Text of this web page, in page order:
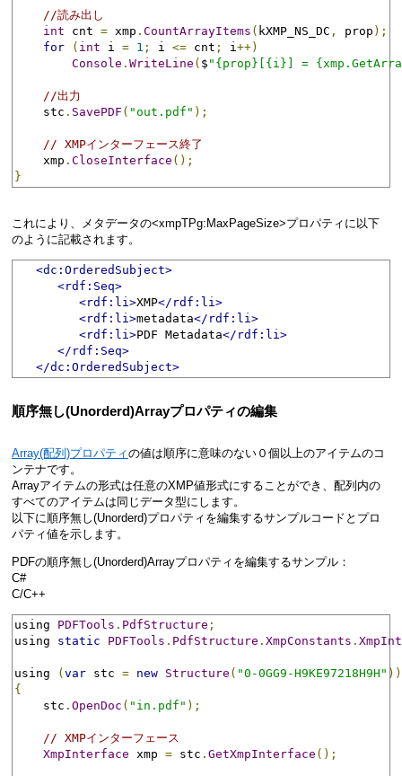
//読み出し
int cnt = xmp . CountArrayItems ( kXMP_NS_DC , prop );
for
( int i = 1 ; i <= cnt ; i ++)
Console . WriteLine ( $ "{prop}[{i}] =
//出力
    stc
. SavePDF ( "out.pdf" );
// XMPインターフェース終了
    xmp
. CloseInterface ();
}
これにより、メタデータの<xmpTPg:MaxPageSize>プロパティに以下
のように記載されます。
<dc:OrderedSubject>
<rdf:Seq>
<rdf:li>XMP</rdf:li>
<rdf:li>metadata</rdf:li>
<rdf:li>PDF Metadata</rdf:li>
</rdf:Seq>
</dc:OrderedSubject>
順序無し(Unorderd)Arrayプロパティの編集
Array(配列)プロパティの値は順序に意味のない０個以上のアイテムのコ
ンテナです。
Arrayアイテムの形式は任意のXMP値形式にすることができ、配列内の
すべてのアイテムは同じデータ型にします。
以下に順序無し(Unorderd)プロパティを編集するサンプルコードとプロ
パティ値を示します。
PDFの順序無し(Unorderd)Arrayプロパティを編集するサンプル：
C#
C/C++
using PDFTools . PdfStructure ;
using static PDFTools . PdfStructure . XmpConstants .
using ( var stc = new Structure ( "0-0GG9-H9KE97218H9H" ))
{
    stc
. OpenDoc ( "in.pdf" );
// XMPインターフェース
XmpInterface xmp = stc . GetXmpInterface ();